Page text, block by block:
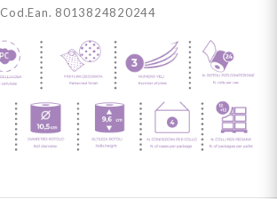
Cod.Ean. 8013824820244